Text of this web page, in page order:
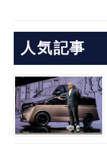
人気記事